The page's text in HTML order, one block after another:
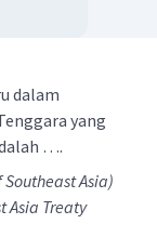
dalam
yang
….
Asia)
Asia Treaty